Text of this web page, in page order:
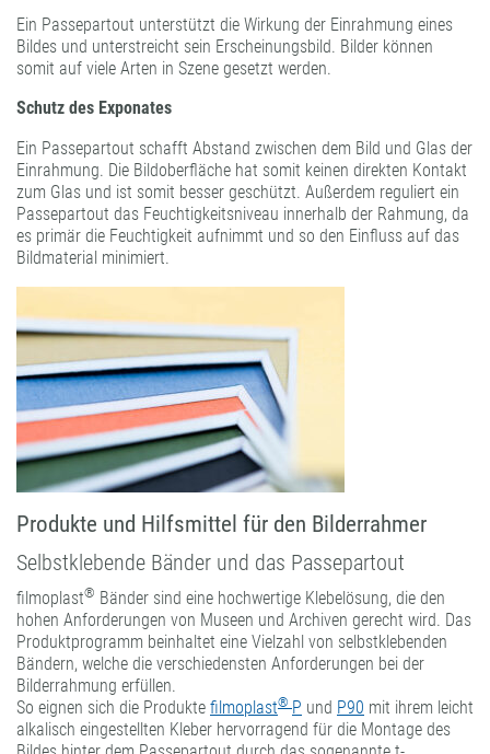
Ein Passepartout unterstützt die Wirkung der Einrahmung eines
Bildes und unterstreicht sein Erscheinungsbild. Bilder können
somit auf viele Arten in Szene gesetzt werden.
Schutz des Exponates
Ein Passepartout schafft Abstand zwischen dem Bild und Glas der
Einrahmung. Die Bildoberfläche hat somit keinen direkten Kontakt
zum Glas und ist somit besser geschützt. Außerdem reguliert ein
Passepartout das Feuchtigkeitsniveau innerhalb der Rahmung, da
es primär die Feuchtigkeit aufnimmt und so den Einfluss auf das
Bildmaterial minimiert.
Produkte und Hilfsmittel für den Bilderrahmer
Selbstklebende Bänder und das Passepartout
filmoplast® Bänder sind eine hochwertige Klebelösung, die den
hohen Anforderungen von Museen und Archiven gerecht wird. Das
Produktprogramm beinhaltet eine Vielzahl von selbstklebenden
Bändern, welche die verschiedensten Anforderungen bei der
Bilderrahmung erfüllen.
So eignen sich die Produkte filmoplast® P und P90 mit ihrem leicht
alkalisch eingestellten Kleber hervorragend für die Montage des